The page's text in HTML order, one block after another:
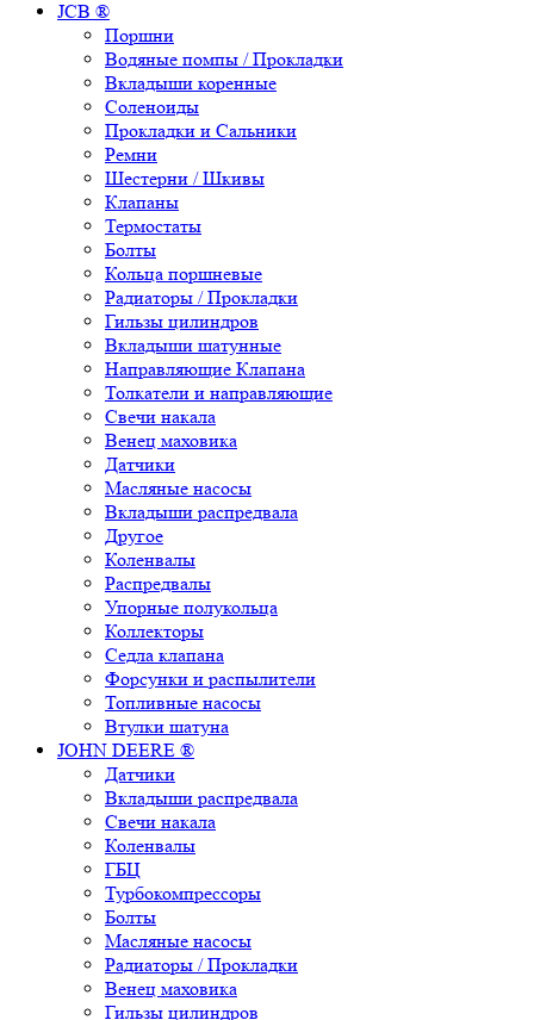
JCB ®
Поршни
Водяные помпы / Прокладки
Вкладыши коренные
Соленоиды
Прокладки и Сальники
Ремни
Шестерни / Шкивы
Клапаны
Термостаты
Болты
Кольца поршневые
Радиаторы / Прокладки
Гильзы цилиндров
Вкладыши шатунные
Направляющие Клапана
Толкатели и направляющие
Свечи накала
Венец маховика
Датчики
Масляные насосы
Вкладыши распредвала
Другое
Коленвалы
Распредвалы
Упорные полукольца
Коллекторы
Седла клапана
Форсунки и распылители
Топливные насосы
Втулки шатуна
JOHN DEERE ®
Датчики
Вкладыши распредвала
Свечи накала
Коленвалы
ГБЦ
Турбокомпрессоры
Болты
Масляные насосы
Радиаторы / Прокладки
Венец маховика
Гильзы цилиндров